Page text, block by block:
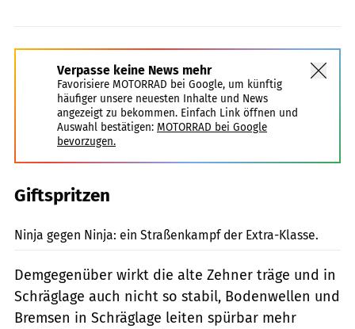
Verpasse keine News mehr
Favorisiere MOTORRAD bei Google, um künftig
häufiger unsere neuesten Inhalte und News
angezeigt zu bekommen. Einfach Link öffnen und
Auswahl bestätigen: MOTORRAD bei Google
bevorzugen.
Giftspritzen
Ninja gegen Ninja: ein Straßenkampf der Extra-Klasse.
Demgegenüber wirkt die alte Zehner träge und in
Schräglage auch nicht so stabil, Bodenwellen und
Bremsen in Schräglage leiten spürbar mehr